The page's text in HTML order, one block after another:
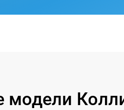
модели